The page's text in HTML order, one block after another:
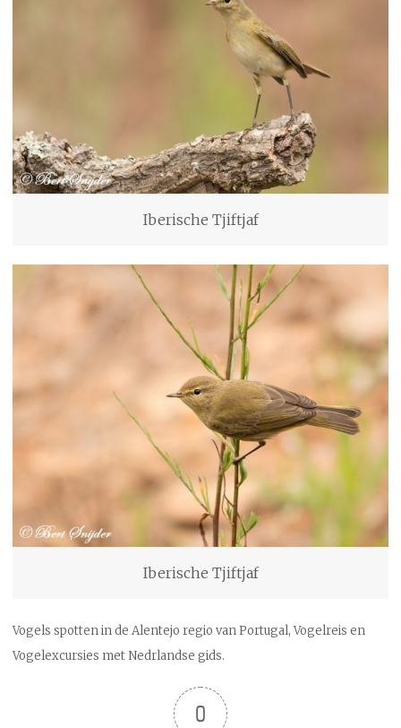
Iberische Tjiftjaf
Iberische Tjiftjaf
Vogels spotten in de Alentejo regio van Portugal, Vogelreis en
Vogelexcursies met Nedrlandse gids.
0